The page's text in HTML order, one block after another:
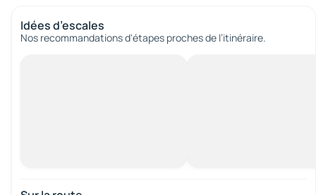
Idées d’escales
Nos recommandations d'étapes proches de l’itinéraire.